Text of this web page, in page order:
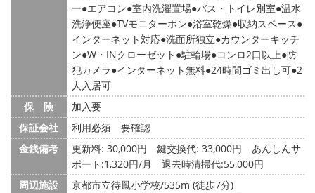
ー エアコン 室内洗濯置場 バス・トイレ別室 温水
洗浄便座 TVモニターホン 浴室乾燥 収納スペース
インターネット対応 洗面所独立 カウンターキッチ
ン W・INクローゼット 駐輪場 コンロ2口以上 防
犯カメラ インターネット無料 24時間ゴミ出し可 2
人入居可
保 険
加入要
保証会社
利用必須 要確認
金銭備考
更新料: 30,000円 鍵交換代: 33,000円
あんしんサ
ポート:1,320円/月 退去時清掃代:55,000円
周辺施設
京都市立待鳳小学校/535m (徒歩7分)